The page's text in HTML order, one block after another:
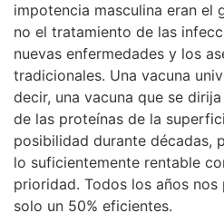
solo un 50% eficientes.
Pero la pandemia de COVID-
de las grandes farmacéuticas.
miles de millones vendiendo
gobiernos y los sistemas
tiempo ha surgido un lote de
efectivas con todas las
disponibles para las
tres a seis meses, algo sin